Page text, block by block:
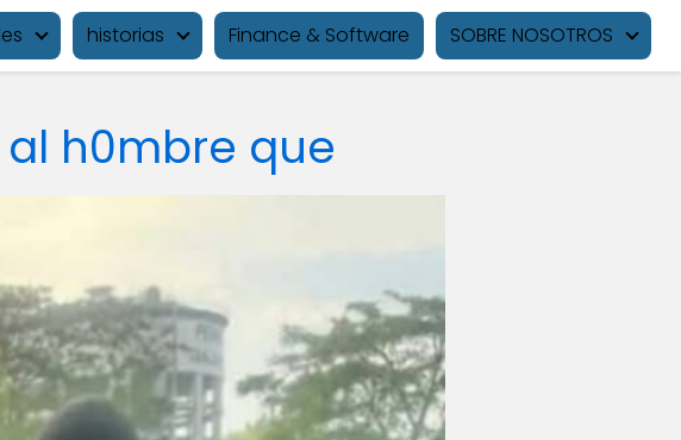
historias Finance & Software SOBRE NOSOTROS
al h0mbre que